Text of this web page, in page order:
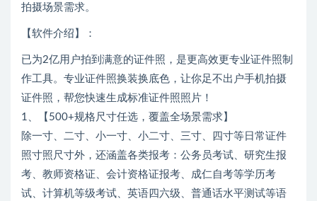
拍摄场景需求。
【软件介绍】：
已为2亿用户拍到满意的证件照，是更高效更专业证件照制
作工具。专业证件照换装换底色，让你足不出户手机拍摄
证件照，帮您快速生成标准证件照照片！
1、【500+规格尺寸任选，覆盖全场景需求】
除一寸、二寸、小一寸、小二寸、三寸、四寸等日常证件
照寸照尺寸外，还涵盖各类报考：公务员考试、研究生报
考、教师资格证、会计资格证报考、成仁自考等学历考
试、计算机等级考试、英语四六级、普通话水平测试等语